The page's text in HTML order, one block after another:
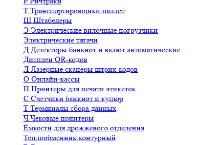
Т Транспортировщики паллет
Ш Штабелеры
Э Электрические вилочные погрузчики
Электрические тягачи
Д Детекторы банкнот и валют автоматические
Дисплеи QR-кодов
Л Лазерные сканеры штрих-кодов
О Онлайн-кассы
П Принтеры для печати этикеток
С Счетчики банкнот и купюр
Т Терминалы сбора данных
ЧЧековые принтеры
Ёмкости для дрожжевого отделения
Теплообменник контурный